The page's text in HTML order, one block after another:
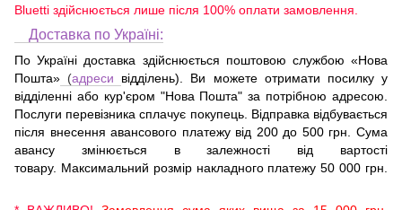
Bluetti здійснюється лише після 100% оплати замовлення.
Доставка по Україні:
По Україні доставка здійснюється поштовою службою «Нова
Пошта» (адреси
відділень). Ви можете отримати посилку у
відділенні або кур'єром "Нова Пошта" за потрібною адресою.
Послуги перевізника сплачує покупець. Відправка відбувається
після внесення авансового платежу від 200 до 500 грн. Сума
авансу змінюється в залежності від вартості
товару. Максимальний розмір накладного платежу 50 000 грн.